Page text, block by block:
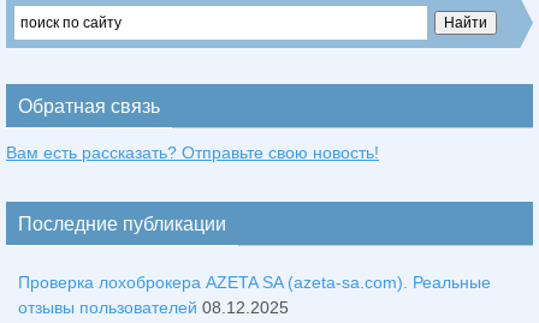
Обратная связь
Вам есть рассказать? Отправьте свою новость!
Последние публикации
Проверка лохоброкера AZETA SA (azeta-sa.com). Реальные
отзывы пользователей 08.12.2025